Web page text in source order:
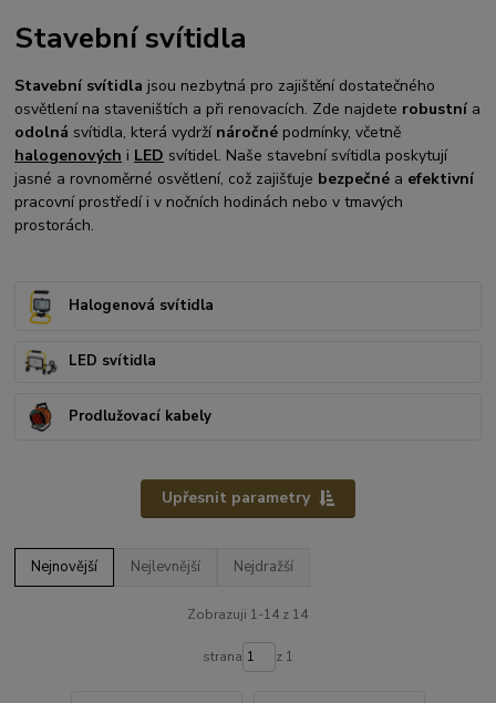
Stavební svítidla
Stavební svítidla jsou nezbytná pro zajištění dostatečného
osvětlení na staveništích a při renovacích. Zde najdete robustní a
odolná svítidla, která vydrží náročné podmínky, včetně
halogenových i LED svítidel. Naše stavební svítidla poskytují
jasné a rovnoměrné osvětlení, což zajišťuje bezpečné a efektivní
pracovní prostředí i v nočních hodinách nebo v tmavých
prostorách.
Halogenová svítidla
LED svítidla
Prodlužovací kabely
Upřesnit parametry
Nejnovější Nejlevnější Nejdražší
Zobrazuji 1-14 z 14
strana z 1